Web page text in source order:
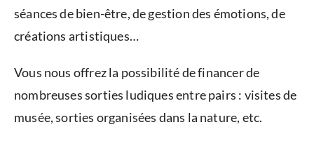
séances de bien-être, de gestion des émotions, de
créations artistiques…
Vous nous offrez la possibilité de financer de
nombreuses sorties ludiques entre pairs : visites de
musée, sorties organisées dans la nature, etc.